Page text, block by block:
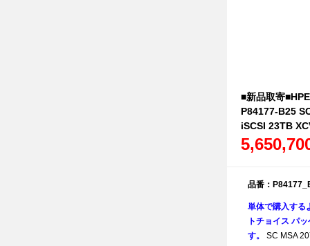
■新品取寄
P84177-B25
iSCSI 23TB
品番：
単体で購入する
トチョイス パ
す。
SC MSA